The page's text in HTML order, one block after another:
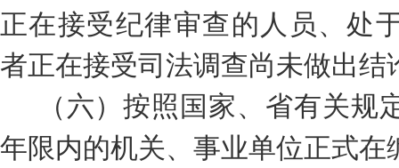
正在接受纪律审查的人员、处
者正在接受司法调查尚未做出结
（六）按照国家、省有关规
年限内的机关、事业单位正式在